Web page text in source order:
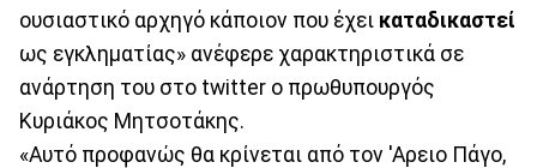
ουσιαστικό αρχηγό κάποιον που έχει καταδικαστεί
ως εγκληματίας» ανέφερε χαρακτηριστικά σε
ανάρτηση του στο twitter ο πρωθυπουργός
Κυριάκος Μητσοτάκης.
«Αυτό προφανώς θα κρίνεται από τον 'Αρειο Πάγο,